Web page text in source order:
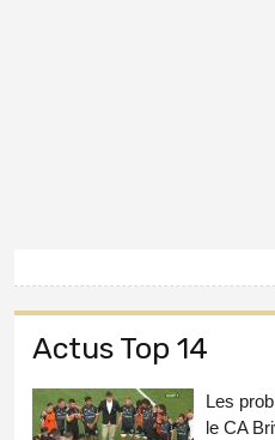
Actus Top 14
Les
le CA